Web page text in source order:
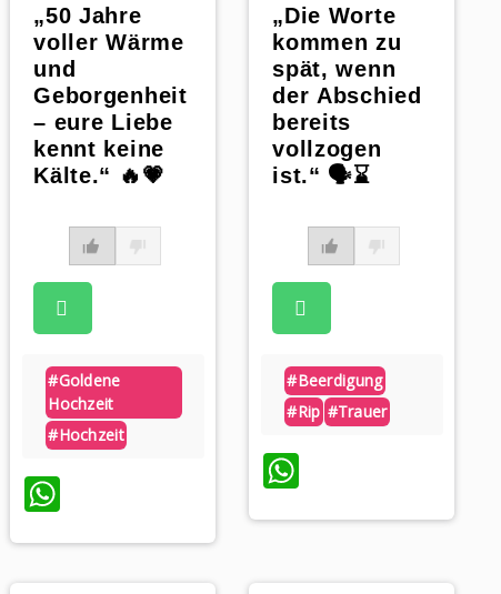
„50 Jahre
voller Wärme
und
Geborgenheit
– eure Liebe
kennt keine
Kälte.“ 🔥💗
#goldene
Hochzeit
#hochzeit
WhatsApp
„Die Worte
kommen zu
spät, wenn
der Abschied
bereits
vollzogen
ist.“ 🗣️⌛
#beerdigung
#rip #trauer
WhatsApp